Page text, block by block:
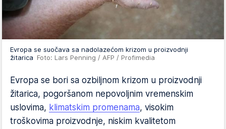
Evropa se suočava sa nadolazećom krizom u proizvodnji
žitarica Foto: Lars Penning / AFP / Profimedia
Evropa se bori sa ozbiljnom krizom u proizvodnji
žitarica, pogoršanom nepovoljnim vremenskim
uslovima, klimatskim promenama, visokim
troškovima proizvodnje, niskim kvalitetom